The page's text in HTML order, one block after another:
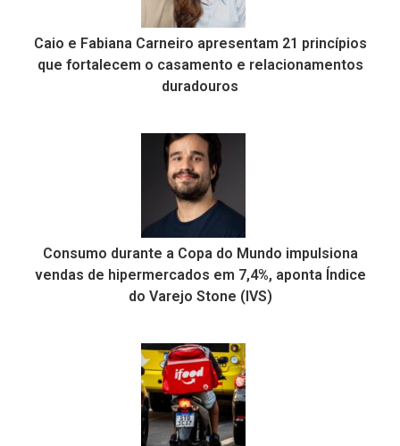
Caio e Fabiana Carneiro apresentam 21 princípios
que fortalecem o casamento e relacionamentos
duradouros
Consumo durante a Copa do Mundo impulsiona
vendas de hipermercados em 7,4%, aponta Índice
do Varejo Stone (IVS)